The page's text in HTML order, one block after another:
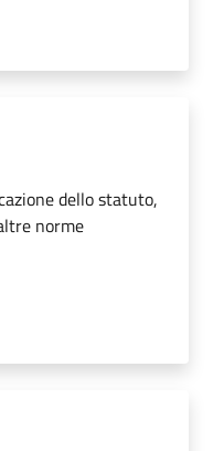
dello statuto,
norme